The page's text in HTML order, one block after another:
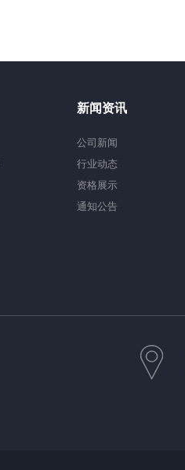
新闻资讯
公司新闻
行业动态
资格展示
通知公告